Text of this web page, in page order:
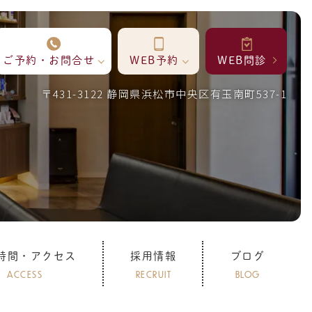
ご予約・お問合せ WEB予約 WEB問診
〒431-3122 静岡県浜松市中央区有玉南町537-1
間・アクセス
ACCESS
採用情報
RECRUIT
ブログ
BLOG